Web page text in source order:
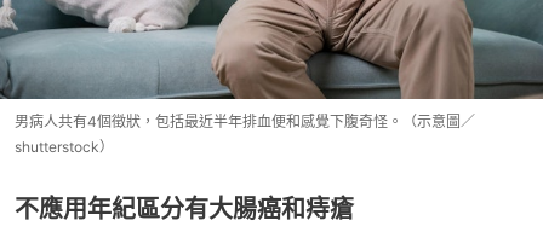
男病人共有4個徵狀，包括最近半年排血便和感覺下腹奇怪。（示意圖／
shutterstock）
不應用年紀區分有大腸癌和痔瘡